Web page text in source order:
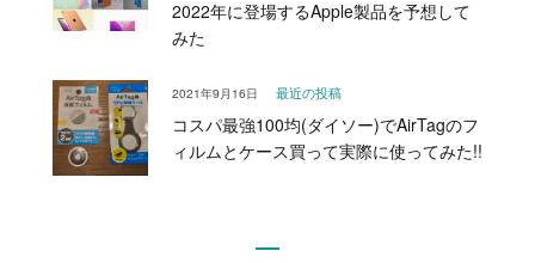
2022年に登場するApple製品を予想して
みた
最近の投稿
コスパ最強100均(ダイソー)でAirTagのフ
ィルムとケース買って実際に使ってみた!!
2021年9月16日